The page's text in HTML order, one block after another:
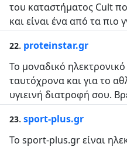
του καταστήματος Cult
και είναι ένα από τα
22. proteinstar.gr
Το μοναδικό
ταυτόχρονα και για το
υγιεινή διατροφή σου.
23. sport-plus.gr
Το sport-plus.gr είναι